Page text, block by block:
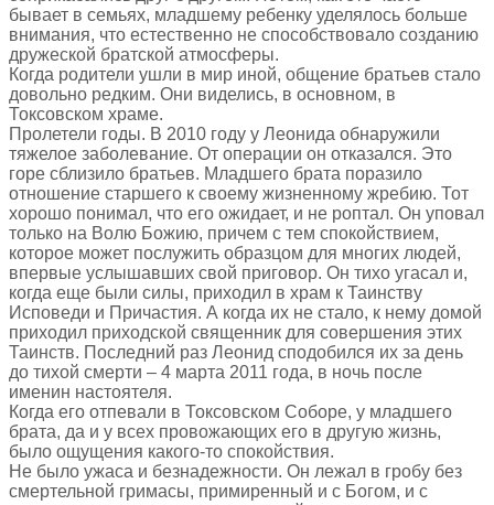
бывает в семьях, младшему ребенку уделялось больше
внимания, что естественно не способствовало созданию
дружеской братской атмосферы.
Когда родители ушли в мир иной, общение братьев стало
довольно редким. Они виделись, в основном, в
Токсовском храме.
Пролетели годы. В 2010 году у Леонида обнаружили
тяжелое заболевание. От операции он отказался. Это
горе сблизило братьев. Младшего брата поразило
отношение старшего к своему жизненному жребию. Тот
хорошо понимал, что его ожидает, и не роптал. Он уповал
только на Волю Божию, причем с тем спокойствием,
которое может послужить образцом для многих людей,
впервые услышавших свой приговор. Он тихо угасал и,
когда еще были силы, приходил в храм к Таинству
Исповеди и Причастия. А когда их не стало, к нему домой
приходил приходской священник для совершения этих
Таинств. Последний раз Леонид сподобился их за день
до тихой смерти – 4 марта 2011 года, в ночь после
именин настоятеля.
Когда его отпевали в Токсовском Соборе, у младшего
брата, да и у всех провожающих его в другую жизнь,
было ощущения какого-то спокойствия.
Не было ужаса и безнадежности. Он лежал в гробу без
смертельной гримасы, примиренный и с Богом, и с